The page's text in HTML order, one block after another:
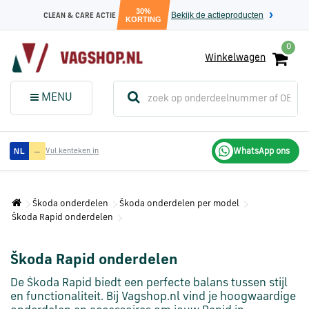
CLEAN & CARE ACTIE
30%
KORTING
Bekijk de actieproducten
0
Winkelwagen
MENU
Menu (Sluit dit
menuvenster)
Audi
onderdelen
Volkswagen
onderdelen
SEAT
onderdelen
NL — Vul kenteken in WhatsApp ons
Škoda onderdelen
Škoda onderdelen per model
Škoda Rapid onderdelen
Škoda Rapid onderdelen
De Škoda Rapid biedt een perfecte balans tussen stijl
en functionaliteit. Bij Vagshop.nl vind je hoogwaardige